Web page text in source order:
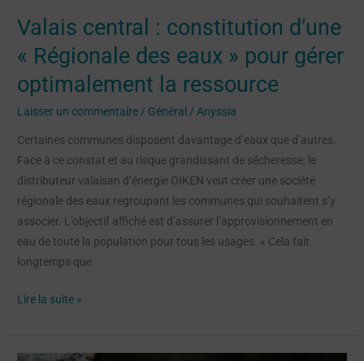
Valais central : constitution d’une
« Régionale des eaux » pour gérer
optimalement la ressource
Laisser un commentaire / Général / Anyssia
Certaines communes disposent davantage d’eaux que d’autres.
Face à ce constat et au risque grandissant de sécheresse, le
distributeur valaisan d’énergie OIKEN veut créer une société
régionale des eaux regroupant les communes qui souhaitent s’y
associer. L’objectif affiché est d’assurer l’approvisionnement en
eau de toute la population pour tous les usages. « Cela fait
longtemps que
optimalement
ressource
Lire la suite »